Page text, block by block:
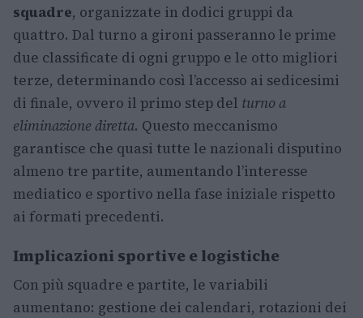
squadre, organizzate in dodici gruppi da
quattro. Dal turno a gironi passeranno le prime
due classificate di ogni gruppo e le otto migliori
terze, determinando così l’accesso ai sedicesimi
di finale, ovvero il primo step del turno a
eliminazione diretta. Questo meccanismo
garantisce che quasi tutte le nazionali disputino
almeno tre partite, aumentando l’interesse
mediatico e sportivo nella fase iniziale rispetto
ai formati precedenti.
Implicazioni sportive e logistiche
Con più squadre e partite, le variabili
aumentano: gestione dei calendari, rotazioni dei